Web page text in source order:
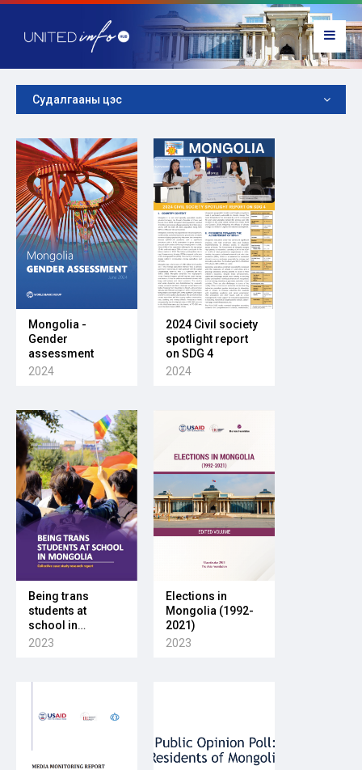
Судалгааны цэс
Mongolia -
Gender
assessment
2024
2024 Civil society
spotlight report
on SDG 4
2024
Being trans
students at
school in
Mongolia
2023
Elections in
Mongolia (1992-
2021)
2023